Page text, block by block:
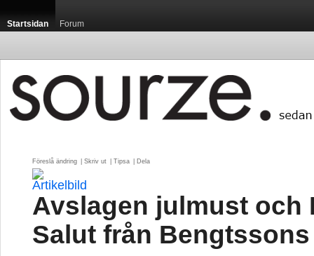
Startsidan Forum
Föreslå ändring Skriv ut Tipsa Dela
Avslagen julmust och
Salut från Bengtssons